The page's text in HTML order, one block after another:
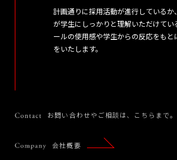
計画通りに採用活動が進行している
が学生にしっかりと理解いただけてい
ールの使用感や学生からの反応をも
をいたします。
お問い合わせやご相談は、こちらまで。
会社概要